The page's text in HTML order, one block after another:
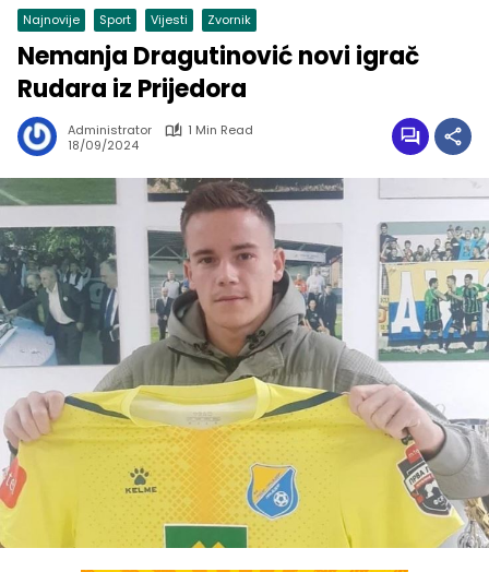
Najnovije Sport Vijesti Zvornik
Nemanja Dragutinović novi igrač
Rudara iz Prijedora
Administrator
1 Min Read
18/09/2024